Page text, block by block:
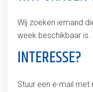
Wij zoeken iemand
week beschikbaar is.
INTERESSE?
Stuur een e-mail